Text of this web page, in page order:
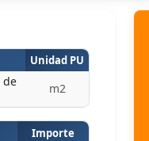
Unidad PU
de
m2
Importe